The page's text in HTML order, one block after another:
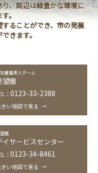
市みなみ地域包括支援センター たよれ
お問い合わせ
、周辺は緑豊かな環境に
。
ることができ、市の発展
きます。
養護老人ホーム
望園
：0123-33-2388
きい地図で見る →
園
イサービスセンター
：0123-34-8461
きい地図で見る →